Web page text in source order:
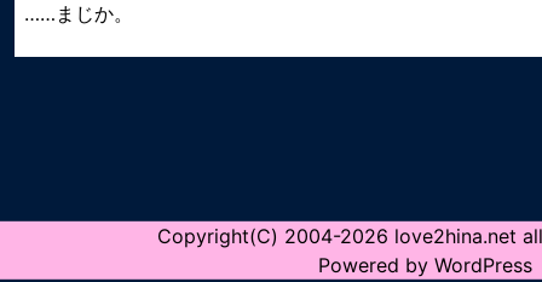
……まじか。
Copyright(C) 2004-2026 love2hina.net
Powered by WordPress